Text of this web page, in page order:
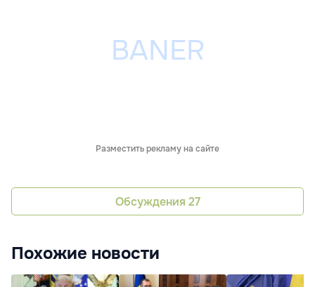
Разместить рекламу на сайте
Обсуждения 27
Похожие новости